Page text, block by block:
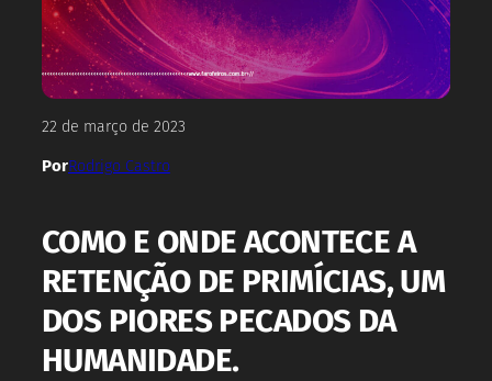
22 de março de 2023
PorRodrigo Castro
COMO E ONDE ACONTECE A
RETENÇÃO DE PRIMÍCIAS, UM
DOS PIORES PECADOS DA
HUMANIDADE.